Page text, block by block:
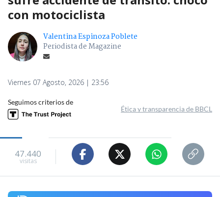
con motociclista
Valentina Espinoza Poblete
Periodista de Magazine
Viernes 07 Agosto, 2026 | 23:56
Seguimos criterios de
Ética y transparencia de BBCL
47.440
visitas